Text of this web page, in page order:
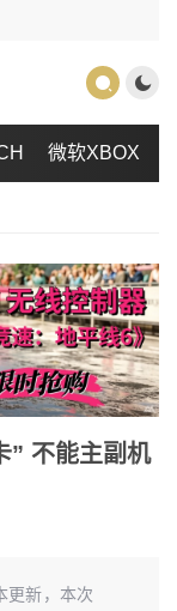
微软XBOX
” 不能主副机
更新，本次